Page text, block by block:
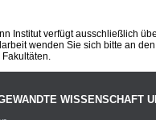
Institut verfügt ausschließlich
wenden Sie sich bitte an
WISSENSCHAFT